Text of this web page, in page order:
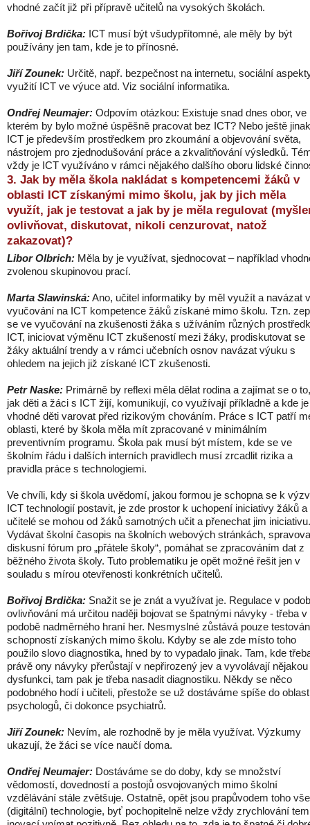
vhodné začít již při přípravě učitelů na vysokých školách.
Bořivoj Brdička: ICT musí být všudypřítomné, ale měly by být
používány jen tam, kde je to přínosné.
Jiří Zounek: Určitě, např. bezpečnost na internetu, sociální
využití ICT ve výuce atd. Viz sociální informatika.
Ondřej Neumajer: Odpovím otázkou: Existuje snad dnes obor, ve
kterém by bylo možné úspěšně pracovat bez ICT? Nebo ještě
ICT je především prostředkem pro zkoumání a objevování světa,
nástrojem pro zjednodušování práce a zkvalitňování výsledků.
vždy je ICT využíváno v rámci nějakého dalšího oboru lidské
3. Jak by měla škola nakládat s kompetencemi žáků v
oblasti ICT získanými mimo školu, jak by jich měla
využít, jak je testovat a jak by je měla regulovat
ovlivňovat, diskutovat, nikoli cenzurovat, natož
zakazovat)?
Libor Olbrich: Měla by je využívat, sjednocovat – například
zvolenou skupinovou prací.
Marta Slawinská:Ano, učitel informatiky by měl využít a navázat
vyučování na ICT kompetence žáků získané mimo školu. Tzn.
se ve vyučování na zkušenosti žáka s užíváním různých
ICT, iniciovat výměnu ICT zkušeností mezi žáky, prodiskutovat se
žáky aktuální trendy a v rámci učebních osnov navázat výuku s
ohledem na jejich již získané ICT zkušenosti.
Petr Naske: Primárně by reflexi měla dělat rodina a zajímat se o to,
jak děti a žáci s ICT žijí, komunikují, co využívají příkladně a kde je
vhodné děti varovat před rizikovým chováním. Práce s ICT patří
oblasti, které by škola měla mít zpracované v minimálním
preventivním programu. Škola pak musí být místem, kde se ve
školním řádu i dalších interních pravidlech musí zrcadlit rizika a
pravidla práce s technologiemi.
Ve chvíli, kdy si škola uvědomí, jakou formou je schopna se k
ICT technologií postavit, je zde prostor k uchopení iniciativy žáků a
učitelé se mohou od žáků samotných učit a přenechat jim iniciativu.
Vydávat školní časopis na školních webových stránkách,
diskusní fórum pro „přátele školy“, pomáhat se zpracováním dat z
běžného života školy. Tuto problematiku je opět možné řešit jen v
souladu s mírou otevřenosti konkrétních učitelů.
Bořivoj Brdička: Snažit se je znát a využívat je. Regulace v
ovlivňování má určitou naději bojovat se špatnými návyky - třeba v
podobě nadměrného hraní her. Nesmyslné zůstává pouze
schopností získaných mimo školu. Kdyby se ale zde místo toho
použilo slovo diagnostika, hned by to vypadalo jinak. Tam, kde
právě ony návyky přerůstají v nepřirozený jev a vyvolávají nějakou
dysfunkci, tam pak je třeba nasadit diagnostiku. Někdy se něco
podobného hodí i učiteli, přestože se už dostáváme spíše do
psychologů, či dokonce psychiatrů.
Jiří Zounek: Nevím, ale rozhodně by je měla využívat. Výzkumy
ukazují, že žáci se více naučí doma.
Ondřej Neumajer: Dostáváme se do doby, kdy se množství
vědomostí, dovedností a postojů osvojovaných mimo školní
vzdělávání stále zvětšuje. Ostatně, opět jsou prapůvodem toho
(digitální) technologie, byť pochopitelně nelze vždy zrychlování